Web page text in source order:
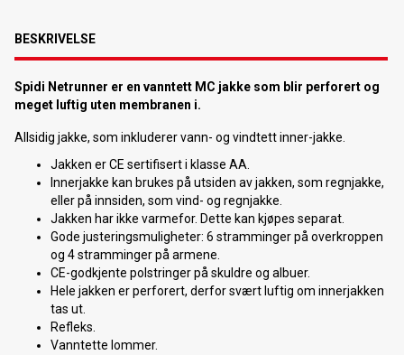
BESKRIVELSE
Spidi Netrunner er en vanntett MC jakke som blir perforert og
meget luftig uten membranen i.
Allsidig jakke, som inkluderer vann- og vindtett inner-jakke.
Jakken er CE sertifisert i klasse AA.
Innerjakke kan brukes på utsiden av jakken, som regnjakke,
eller på innsiden, som vind- og regnjakke.
Jakken har ikke varmefor. Dette kan kjøpes separat.
Gode justeringsmuligheter: 6 stramminger på overkroppen
og 4 stramminger på armene.
CE-godkjente polstringer på skuldre og albuer.
Hele jakken er perforert, derfor svært luftig om innerjakken
tas ut.
Refleks.
Vanntette lommer.